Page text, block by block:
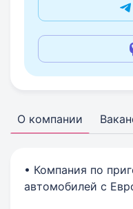
О компании
• Компания по
автомобилей с